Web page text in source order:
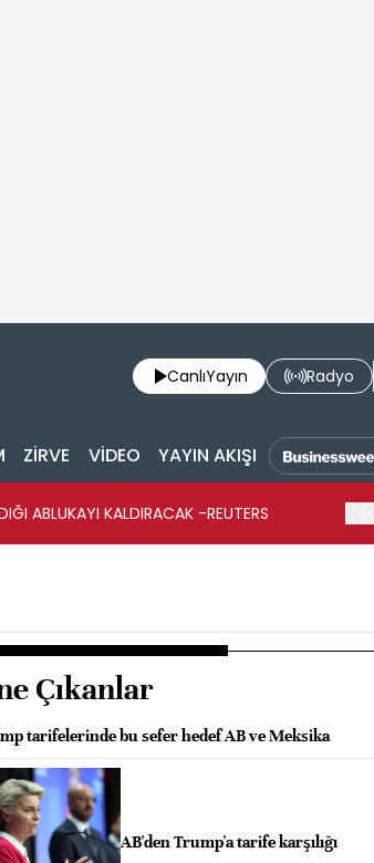
CanlıYayın Radyo
ZİRVE VİDEO YAYIN AKIŞI
ABLUKAYI KALDIRACAK -REUTERS
Çıkanlar
tarifelerinde bu sefer hedef AB ve Meksika
AB'den Trump'a tarife karşılığı